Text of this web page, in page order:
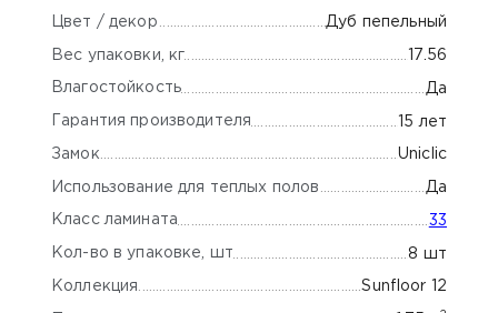
Цвет / декор Дуб пепельный
Вес упаковки, кг 17.56
Влагостойкость Да
Гарантия производителя 15 лет
Замок Uniclic
Использование для теплых полов Да
Класс ламината 33
Кол-во в упаковке, шт 8 шт
Коллекция Sunfloor 12